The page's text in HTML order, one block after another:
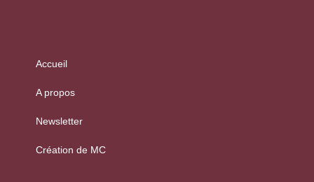
Accueil
A propos
Newsletter
Création de MC